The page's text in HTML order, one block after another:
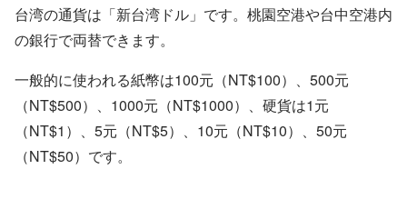
台湾の通貨は「新台湾ドル」です。桃園空港や台中空港内
の銀行で両替できます。
一般的に使われる紙幣は100元（NT$100）、500元
（NT$500）、1000元（NT$1000）、硬貨は1元
（NT$1）、5元（NT$5）、10元（NT$10）、50元
（NT$50）です。